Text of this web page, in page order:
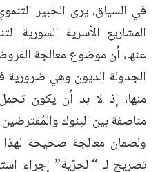
في السياق، يرى الخبير
المشاريع الأسرية السورية
عنها، أن موضوع معالجة
الجدولة الديون وهي ضرورية
منها، إذ لا بد أن يكون
مناصفة بين البنوك
ولضمان معالجة صحيحة
تصريح لـ “الحرّية” إجراء